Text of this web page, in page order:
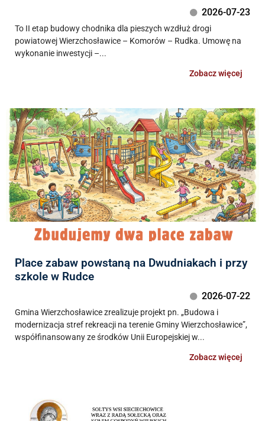
2026-07-23
To II etap budowy chodnika dla pieszych wzdłuż drogi
powiatowej Wierzchosławice – Komorów – Rudka. Umowę na
wykonanie inwestycji –...
Zobacz więcej
Place zabaw powstaną na Dwudniakach i przy
szkole w Rudce
2026-07-22
Gmina Wierzchosławice zrealizuje projekt pn. „Budowa i
modernizacja stref rekreacji na terenie Gminy Wierzchosławice”,
współfinansowany ze środków Unii Europejskiej w...
Zobacz więcej